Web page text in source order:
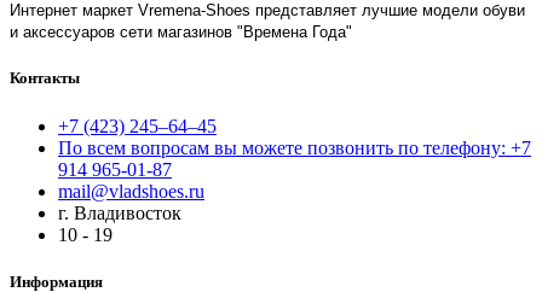
Интернет маркет Vremena-Shoes представляет лучшие модели обуви
и аксессуаров сети магазинов "Времена Года"
Контакты
+7 (423) 245–64–45
По всем вопросам вы можете позвонить по телефону: +7
914 965-01-87
mail@vladshoes.ru
г. Владивосток
10 - 19
Информация